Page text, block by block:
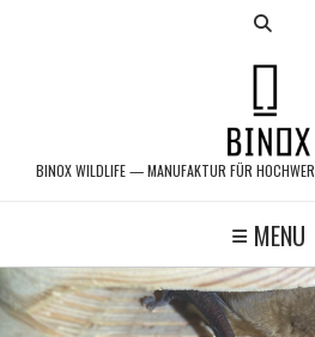
BINOX WILDLIFE — MANUFAKTUR FÜR
MENU